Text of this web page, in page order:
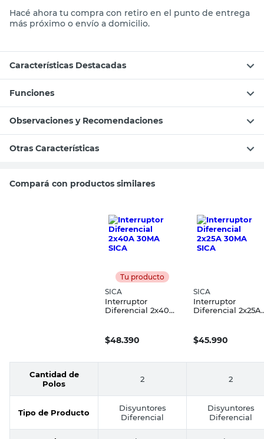
Hacé ahora tu compra con retiro en el punto de entrega
más próximo o envío a domicilio.
Características Destacadas
Funciones
Observaciones y Recomendaciones
Otras Características
Compará con productos similares
Tu producto
SICA
Interruptor
Diferencial 2x40A
$48.390
SICA
Interruptor
Diferencial 2x25A
$45.990
Cantidad de
Polos
2 2
Tipo de Producto
Disyuntores
Diferencial
Disyuntores
Diferencial